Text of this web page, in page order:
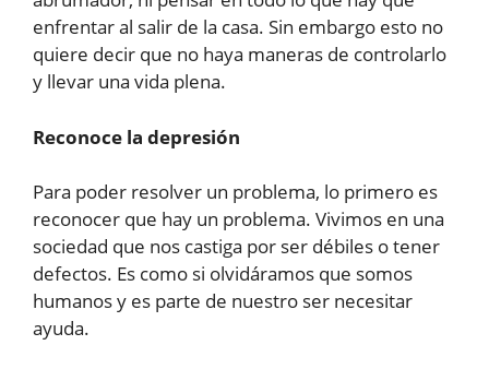
enfrentar al salir de la casa. Sin embargo esto no
quiere decir que no haya maneras de controlarlo
y llevar una vida plena.
Reconoce la depresión
Para poder resolver un problema, lo primero es
reconocer que hay un problema. Vivimos en una
sociedad que nos castiga por ser débiles o tener
defectos. Es como si olvidáramos que somos
humanos y es parte de nuestro ser necesitar
ayuda.